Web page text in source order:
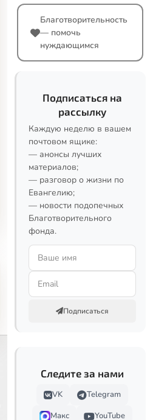
Благотворительность
— помочь
нуждающимся
Подписаться на
рассылку
Каждую неделю в вашем
почтовом ящике:
— анонсы лучших
материалов;
— разговор о жизни по
Евангелию;
— новости подопечных
Благотворительного
фонда.
Подписаться
Следите за нами
VK
Telegram
Макс
YouTube